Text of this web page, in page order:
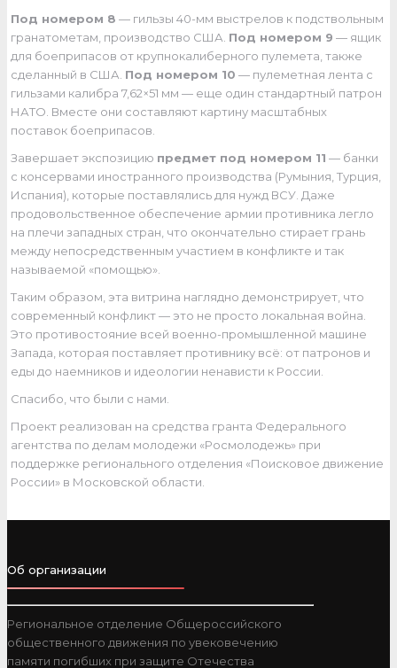
Под номером 8 — гильзы 40-мм выстрелов к подствольным
гранатометам, производство США. Под номером 9 — ящик
для боеприпасов от крупнокалиберного пулемета, также
сделанный в США. Под номером 10 — пулеметная лента с
гильзами калибра 7,62×51 мм — еще один стандартный патрон
НАТО. Вместе они составляют картину масштабных
поставок боеприпасов.
Завершает экспозицию предмет под номером 11 — банки
с консервами иностранного производства (Румыния, Турция,
Испания), которые поставлялись для нужд ВСУ. Даже
продовольственное обеспечение армии противника легло
на плечи западных стран, что окончательно стирает грань
между непосредственным участием в конфликте и так
называемой «помощью».
Таким образом, эта витрина наглядно демонстрирует, что
современный конфликт — это не просто локальная война.
Это противостояние всей военно-промышленной машине
Запада, которая поставляет противнику всё: от патронов и
еды до наемников и идеологии ненависти к России.
Спасибо, что были с нами.
Проект реализован на средства гранта Федерального
агентства по делам молодежи «Росмолодежь» при
поддержке регионального отделения «Поисковое движение
России» в Московской области.
Об организации
Региональное отделение Общероссийского
общественного движения по увековечению
памяти погибших при защите Отечества